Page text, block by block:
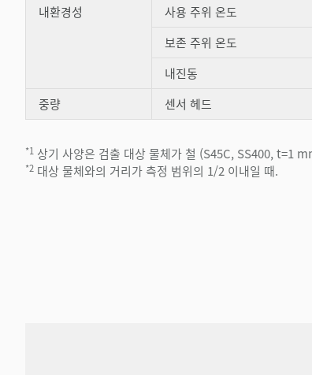
내환경성
사용 주위 온도
보존 주위 온도
내진동
중량
센서 헤드
*1 상기 사양은 검출 대상 물체가 철 (S45C, SS400, t=1
*2 대상 물체와의 거리가 측정 범위의 1/2 이내일 때.